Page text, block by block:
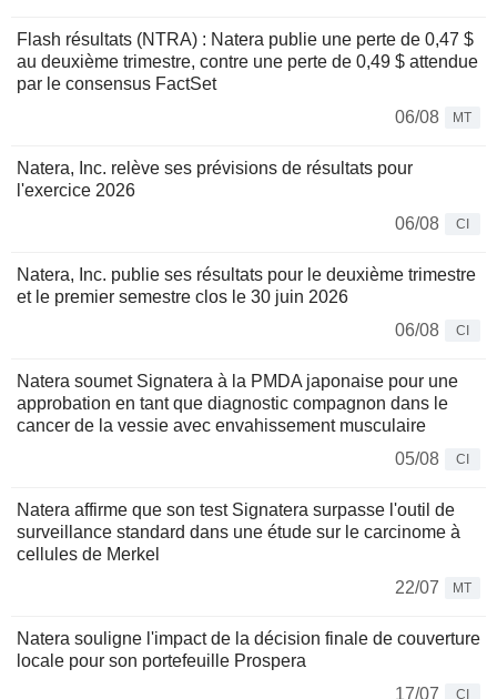
Flash résultats (NTRA) : Natera publie une perte de 0,47 $
au deuxième trimestre, contre une perte de 0,49 $ attendue
par le consensus FactSet
06/08
MT
Natera, Inc. relève ses prévisions de résultats pour
l'exercice 2026
06/08
CI
Natera, Inc. publie ses résultats pour le deuxième trimestre
et le premier semestre clos le 30 juin 2026
06/08
CI
Natera soumet Signatera à la PMDA japonaise pour une
approbation en tant que diagnostic compagnon dans le
cancer de la vessie avec envahissement musculaire
05/08
CI
Natera affirme que son test Signatera surpasse l'outil de
surveillance standard dans une étude sur le carcinome à
cellules de Merkel
22/07
MT
Natera souligne l'impact de la décision finale de couverture
locale pour son portefeuille Prospera
17/07
CI